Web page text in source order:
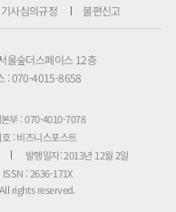
기사심의규정 불편신고
울숲더스페이스 12층
: 070-4015-8658
부 : 070-4010-7078
: 비즈니스포스트
발행일자: 2013년 12월 2일
ISSN : 2636-171X
rights reserved.